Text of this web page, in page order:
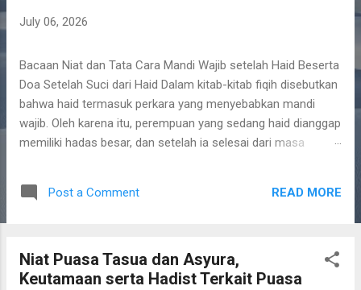
July 06, 2026
Bacaan Niat dan Tata Cara Mandi Wajib setelah Haid Beserta
Doa Setelah Suci dari Haid Dalam kitab-kitab fiqih disebutkan
bahwa haid termasuk perkara yang menyebabkan mandi
wajib. Oleh karena itu, perempuan yang sedang haid dianggap
memiliki hadas besar, dan setelah ia selesai dari masa
hadas besar. Adapun tata cara mandi wajib dari haid sama
dengan tata cara mandi wajib dari hadas besar lainnya.
termasuk dari haid, sebagai berikut Pertama , mengambil air
kemudian membasuh tangan tiga kali. Kedua , menghilangkan
Post a Comment READ MORE
Niat Puasa Tasua dan Asyura,
Keutamaan serta Hadist Terkait Puasa